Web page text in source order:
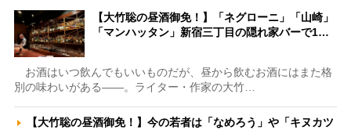
【大竹聡の昼酒御免！】「ネグローニ」「山崎」
「マンハッタン」新宿三丁目の隠れ家バーで1…
お酒はいつ飲んでもいいものだが、昼から飲むお酒にはまた格
別の味わいがある――。ライター・作家の大竹…
【大竹聡の昼酒御免！】今の若者は「なめろう」や「キヌカツ